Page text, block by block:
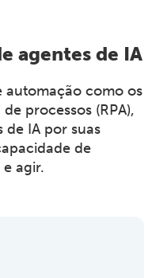
agentes de IA
automação como os
processos (RPA),
de IA por suas
de
agir.